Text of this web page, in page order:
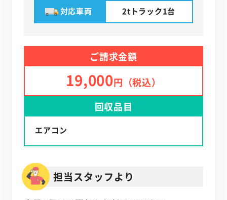
対応車両 2tトラック1台
ご請求金額
19,000円（税込）
回収品目
エアコン
担当スタッフより